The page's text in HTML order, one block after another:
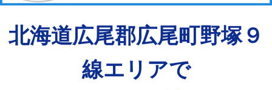
北海道広尾郡広尾町野塚９
線エリアで